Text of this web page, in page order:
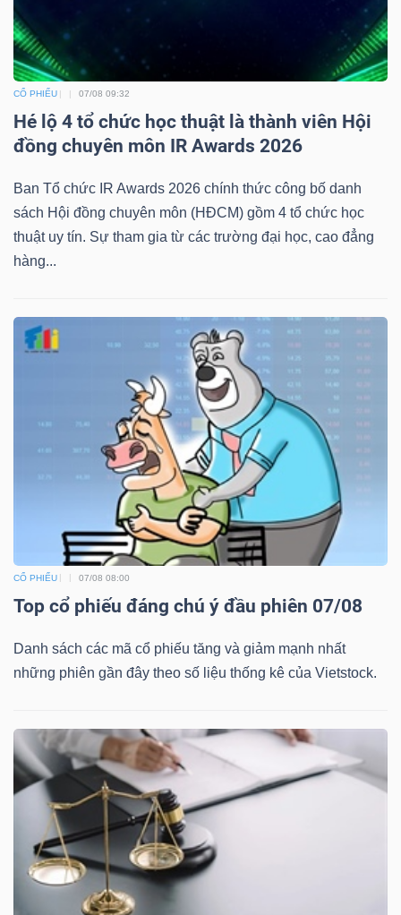
CỔ PHIẾU 07/08 09:32
Hé lộ 4 tổ chức học thuật là thành viên Hội
đồng chuyên môn IR Awards 2026
Ban Tổ chức IR Awards 2026 chính thức công bố danh
sách Hội đồng chuyên môn (HĐCM) gồm 4 tổ chức học
thuật uy tín. Sự tham gia từ các trường đại học, cao đẳng
hàng...
CỔ PHIẾU 07/08 08:00
Top cổ phiếu đáng chú ý đầu phiên 07/08
Danh sách các mã cổ phiếu tăng và giảm mạnh nhất
những phiên gần đây theo số liệu thống kê của Vietstock.
Tất cả Cổ phiếu Chứng
Lãnh
đạo
(-)
Tất cả Người nội bộ Người liên quan Cổ đông lớn
Tin
tức
Bài
tác
giả
phân
tích
Dịch
(-)